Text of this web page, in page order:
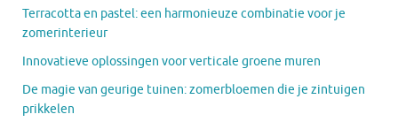
Terracotta en pastel: een harmonieuze combinatie voor je
zomerinterieur
Innovatieve oplossingen voor verticale groene muren
De magie van geurige tuinen: zomerbloemen die je zintuigen
prikkelen